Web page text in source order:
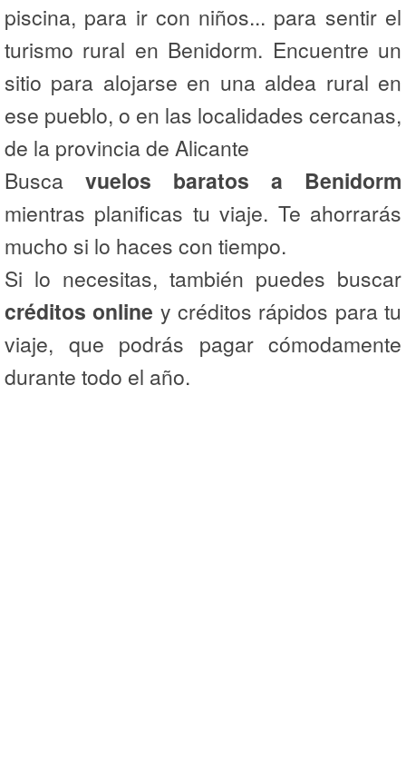
piscina, para ir con niños... para sentir el
turismo rural en Benidorm. Encuentre un
sitio para alojarse en una aldea rural en
ese pueblo, o en las localidades cercanas,
de la provincia de Alicante
Busca vuelos baratos a Benidorm
mientras planificas tu viaje. Te ahorrarás
mucho si lo haces con tiempo.
Si lo necesitas, también puedes buscar
créditos online y créditos rápidos para tu
viaje, que podrás pagar cómodamente
durante todo el año.